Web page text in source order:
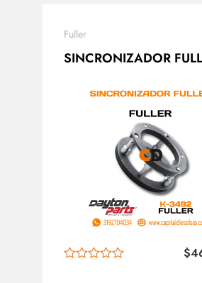
Fuller
SINCRONIZADOR
$